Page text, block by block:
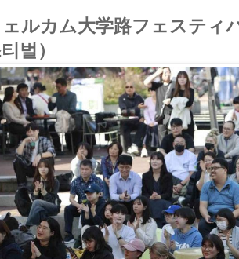
ルカム大学路フェスティ
벌）